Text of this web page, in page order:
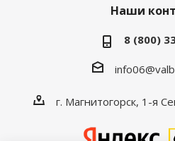
Наши
8 (800)
г. Магнитогорск, 1-я